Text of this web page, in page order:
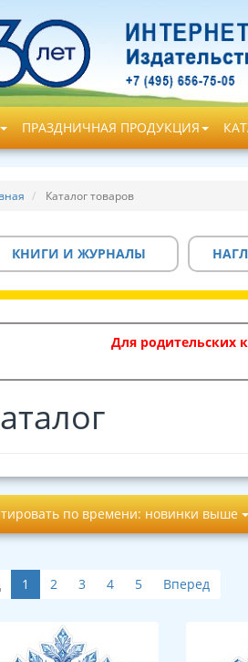
ПРАЗДНИЧНАЯ ПРОДУКЦИЯ
Каталог товаров
КНИГИ И ЖУРНАЛЫ
Для родительских
по времени: новинки выше
1 2 3 4 5 Вперед